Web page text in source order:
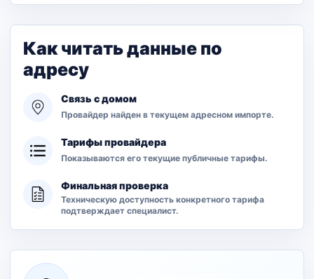
Как читать данные по
адресу
Связь с домом
Провайдер найден в текущем адресном импорте.
Тарифы провайдера
Показываются его текущие публичные тарифы.
Финальная проверка
Техническую доступность конкретного тарифа
подтверждает специалист.